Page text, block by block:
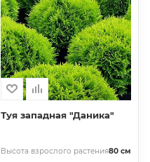
Туя западная "Даника"
Высота взрослого растения80 см